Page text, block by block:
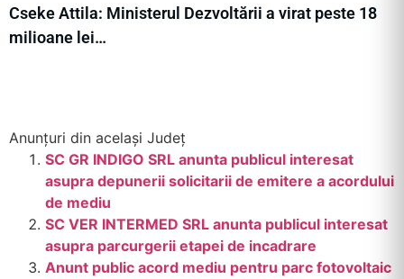
Cseke Attila: Ministerul Dezvoltării a virat peste 18
milioane lei…
Anunțuri din același Județ
SC GR INDIGO SRL anunta publicul interesat
asupra depunerii solicitarii de emitere a acordului
de mediu
SC VER INTERMED SRL anunta publicul interesat
asupra parcurgerii etapei de incadrare
Anunt public acord mediu pentru parc fotovoltaic